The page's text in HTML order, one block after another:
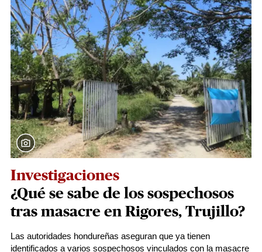
Investigaciones
¿Qué se sabe de los sospechosos
tras masacre en Rigores, Trujillo?
Las autoridades hondureñas aseguran que ya tienen
identificados a varios sospechosos vinculados con la masacre